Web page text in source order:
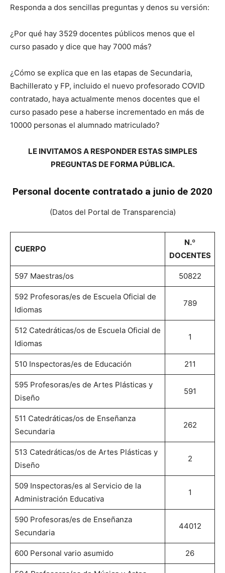
Responda a dos sencillas preguntas y denos su versión:
¿Por qué hay 3529 docentes públicos menos que el
curso pasado y dice que hay 7000 más?
¿Cómo se explica que en las etapas de Secundaria,
Bachillerato y FP, incluido el nuevo profesorado COVID
contratado, haya actualmente menos docentes que el
curso pasado pese a haberse incrementado en más de
10000 personas el alumnado matriculado?
LE INVITAMOS A RESPONDER ESTAS SIMPLES
PREGUNTAS DE FORMA PÚBLICA.
Personal docente contratado a junio de 2020
(Datos del Portal de Transparencia)
CUERPO
N.º
DOCENTES
597 Maestras/os 50822
592 Profesoras/es de Escuela Oficial de
Idiomas
789
512 Catedráticas/os de Escuela Oficial de
Idiomas
1
510 Inspectoras/es de Educación 211
595 Profesoras/es de Artes Plásticas y
Diseño
591
511 Catedráticas/os de Enseñanza
Secundaria
262
513 Catedráticas/os de Artes Plásticas y
Diseño
2
509 Inspectoras/es al Servicio de la
Administración Educativa
1
590 Profesoras/es de Enseñanza
Secundaria
44012
600 Personal vario asumido 26